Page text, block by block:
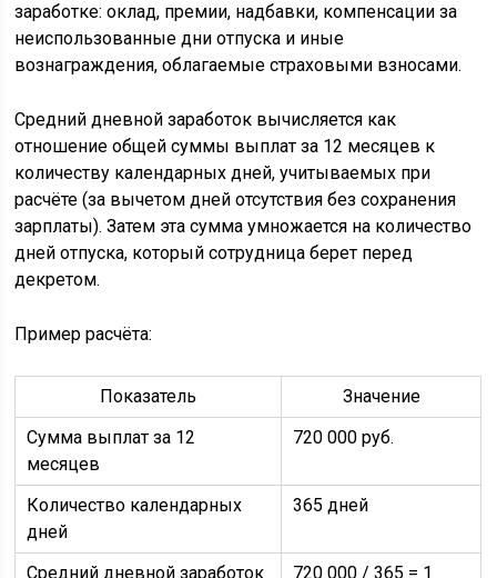
заработке: оклад, премии, надбавки, компенсации за
неиспользованные дни отпуска и иные
вознаграждения, облагаемые страховыми взносами.
Средний дневной заработок вычисляется как
отношение общей суммы выплат за 12 месяцев к
количеству календарных дней, учитываемых при
расчёте (за вычетом дней отсутствия без сохранения
зарплаты). Затем эта сумма умножается на количество
дней отпуска, который сотрудница берет перед
декретом.
Пример расчёта:
Показатель
Значение
Сумма выплат за 12
месяцев
720 000 руб.
Количество календарных
дней
365 дней
Средний дневной заработок 720 000 / 365 = 1